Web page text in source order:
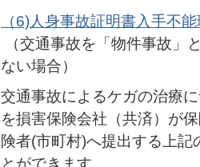
（6)人身事故証明書入手不
（交通事故を「物件事故」
ない場合）
交通事故によるケガの治療
を損害保険会社（共済）が
険者(市町村)へ提出する上
とができます。